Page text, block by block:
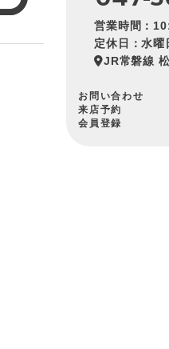
営業時間：
定休日：水曜
JR常磐線
お問い合わせ
来店予約
会員登録